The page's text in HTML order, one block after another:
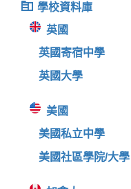
學校資料庫
英國
英國寄宿中學
英國大學
美國
美國私立中學
美國社區學院/大學